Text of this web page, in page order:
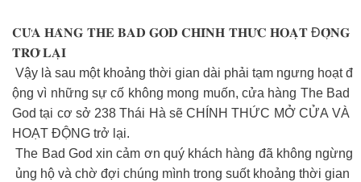
𝐂𝐔̛̉𝐀 𝐇𝐀̀𝐍𝐆 𝐓𝐇𝐄 𝐁𝐀𝐃 𝐆𝐎𝐃 𝐂𝐇𝐈́𝐍𝐇 𝐓𝐇𝐔̛́𝐂 𝐇𝐎𝐀̣𝐓 Đ𝐎̣̂𝐍𝐆
𝐓𝐑𝐎̛̉ 𝐋𝐀̣𝐈
Vậy là sau một khoảng thời gian dài phải tạm ngưng hoạt đ
ộng vì những sự cố không mong muốn, cửa hàng The Bad
God tại cơ sở 238 Thái Hà sẽ CHÍNH THỨC MỞ CỬA VÀ
HOẠT ĐỘNG trở lại.
The Bad God xin cảm ơn quý khách hàng đã không ngừng
ủng hộ và chờ đợi chúng mình trong suốt khoảng thời gian